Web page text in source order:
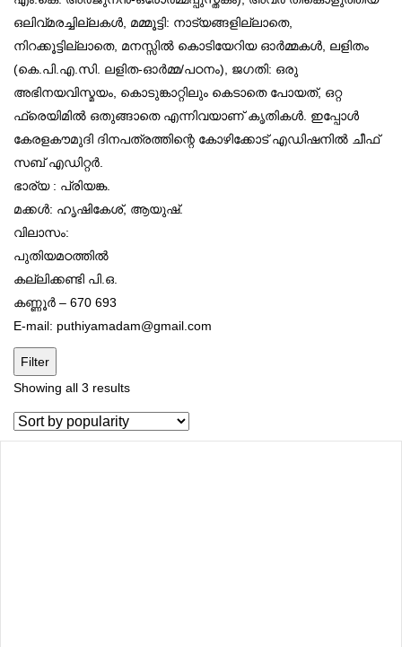
ഒലിവ്മരച്ചില്ലകള്‍, മമ്മൂട്ടി: നാട്യങ്ങളില്ലാതെ,
നിറക്കൂട്ടില്ലാതെ, മനസ്സില്‍ കൊടിയേറിയ ഓര്‍മ്മകള്‍, ലളിതം
(കെ.പി.എ.സി. ലളിത-ഓര്‍മ്മ/പഠനം), ജഗതി: ഒരു
അഭിനയവിസ്മയം, കൊടുങ്കാറ്റിലും കെടാതെ പോയത്, ഒറ്റ
ഫ്രെയിമില്‍ ഒതുങ്ങാതെ എന്നിവയാണ് കൃതികള്‍. ഇപ്പോള്‍
കേരളകൗമുദി ദിനപത്രത്തിന്റെ കോഴിക്കോട് എഡിഷനില്‍ ചീഫ്
സബ് എഡിറ്റര്‍.
ഭാര്യ : പ്രിയങ്ക.
മക്കള്‍: ഹൃഷികേശ്, ആയുഷ്.
വിലാസം:
പുതിയമഠത്തില്‍
കല്ലിക്കണ്ടി പി.ഒ.
കണ്ണൂര്‍ – 670 693
E-mail: puthiyamadam@gmail.com
Filter
Showing all 3 resultsSorted
by
popularity